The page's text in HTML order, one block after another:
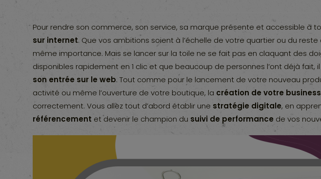
Pour rendre son commerce, son service, sa marque présente et accessible à
sur internet. Que vos ambitions soient à l’échelle de votre quartier ou du reste
même importance. Mais se lancer sur la toile ne se fait pas en claquant des
disponibles rapidement en 1 clic et que beaucoup de personnes l’ont déjà fait,
son entrée sur le web. Tout comme pour le lancement de votre nouveau
activité ou même l’ouverture de votre boutique, la création de votre
correctement. Vous allez tout d’abord établir une stratégie digitale, en
référencement et devenir le champion du suivi de performance de vos